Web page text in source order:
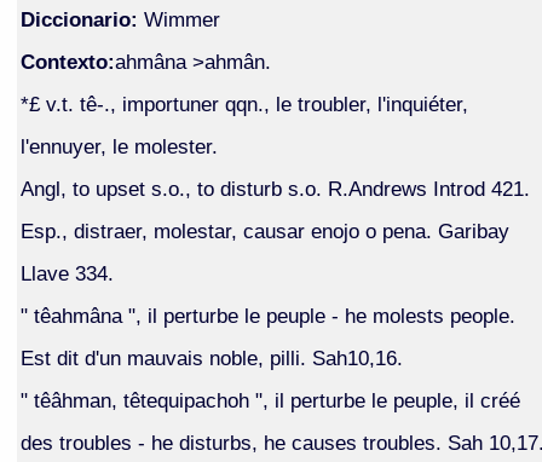
Diccionario: Wimmer
Contexto:ahmâna >ahmân.
*£ v.t. tê-., importuner qqn., le troubler, l'inquiéter,
l'ennuyer, le molester.
Angl, to upset s.o., to disturb s.o. R.Andrews Introd 421.
Esp., distraer, molestar, causar enojo o pena. Garibay
Llave 334.
" têahmâna ", il perturbe le peuple - he molests people.
Est dit d'un mauvais noble, pilli. Sah10,16.
" têâhman, têtequipachoh ", il perturbe le peuple, il créé
des troubles - he disturbs, he causes troubles. Sah